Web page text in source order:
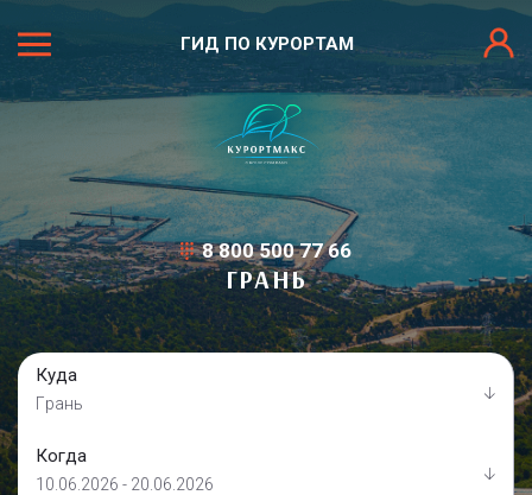
ГИД ПО КУРОРТАМ
8 800 500 77 66
ГPАНЬ
Куда
Гpань
Когда
10.06.2026 - 20.06.2026